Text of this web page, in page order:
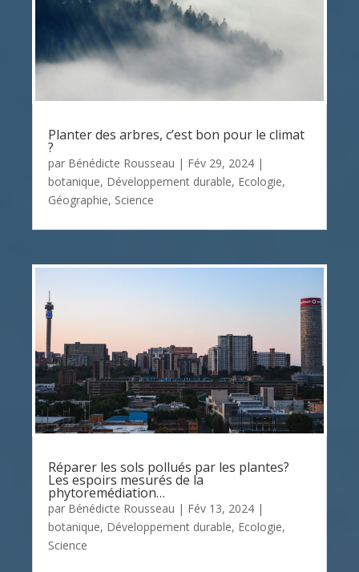
Planter des arbres, c’est bon pour le climat
?
par Bénédicte Rousseau | Fév 29, 2024 |
botanique, Développement durable, Ecologie,
Géographie, Science
Réparer les sols pollués par les plantes?
Les espoirs mesurés de la
phytoremédiation…
par Bénédicte Rousseau | Fév 13, 2024 |
botanique, Développement durable, Ecologie,
Science